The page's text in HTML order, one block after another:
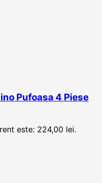
Pufoasa 4 Piese
este: 224,00 lei.